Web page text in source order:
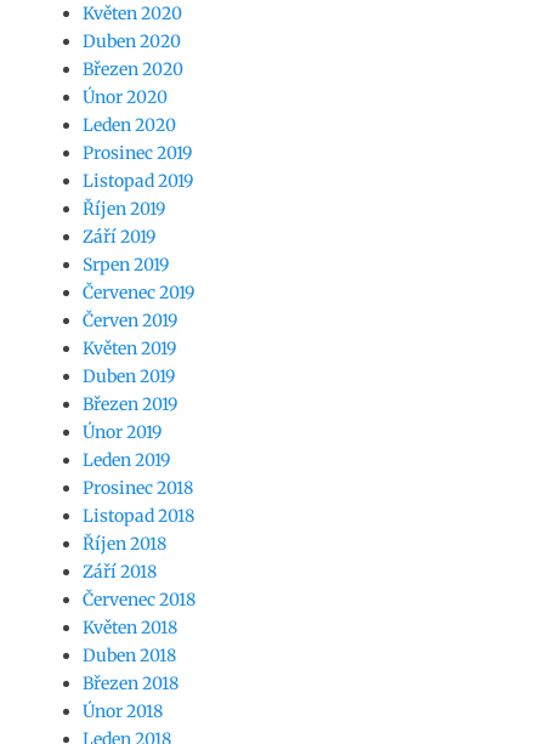
Květen 2020
Duben 2020
Březen 2020
Únor 2020
Leden 2020
Prosinec 2019
Listopad 2019
Říjen 2019
Září 2019
Srpen 2019
Červenec 2019
Červen 2019
Květen 2019
Duben 2019
Březen 2019
Únor 2019
Leden 2019
Prosinec 2018
Listopad 2018
Říjen 2018
Září 2018
Červenec 2018
Květen 2018
Duben 2018
Březen 2018
Únor 2018
Leden 2018